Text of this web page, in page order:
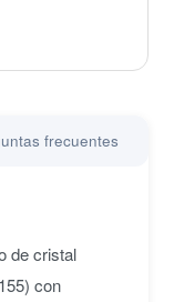
frecuentes
de cristal
con